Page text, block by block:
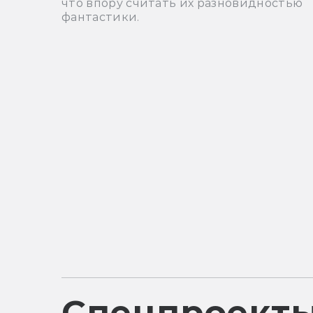
что впору считать их разновидностью
фантастики.